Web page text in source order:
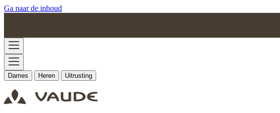
Ga naar de inhoud
Dames Heren Uitrusting